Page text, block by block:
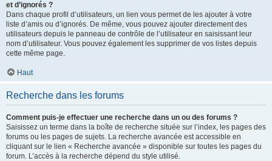
et d’ignorés ?
Dans chaque profil d’utilisateurs, un lien vous permet de les ajouter à votre
liste d’amis ou d’ignorés. De même, vous pouvez ajouter directement des
utilisateurs depuis le panneau de contrôle de l’utilisateur en saisissant leur
nom d’utilisateur. Vous pouvez également les supprimer de vos listes depuis
cette même page.
Haut
Recherche dans les forums
Comment puis-je effectuer une recherche dans un ou des forums ?
Saisissez un terme dans la boîte de recherche située sur l’index, les pages des
forums ou les pages de sujets. La recherche avancée est accessible en
cliquant sur le lien « Recherche avancée » disponible sur toutes les pages du
forum. L’accès à la recherche dépend du style utilisé.